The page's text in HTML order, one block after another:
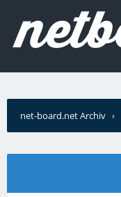
net-board.net Archiv ›